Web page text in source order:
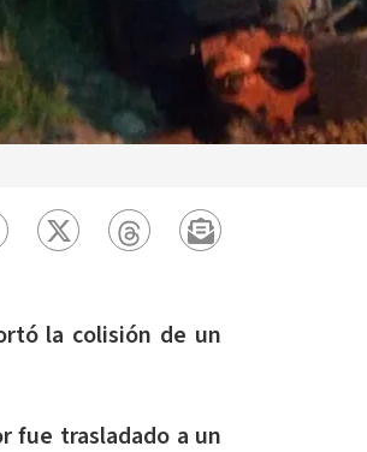
la colisión de un
fue trasladado a un